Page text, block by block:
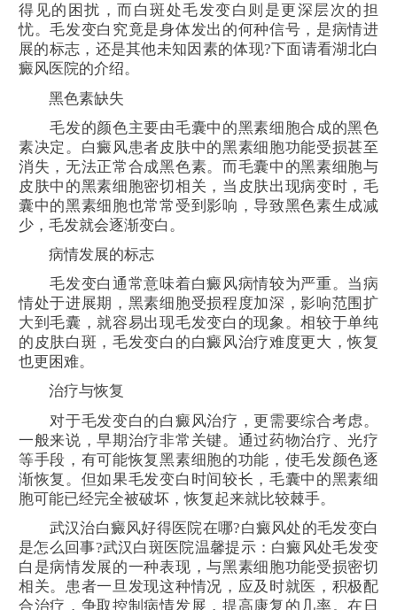
得见的困扰，而白斑处毛发变白则是更深层次的担
忧。毛发变白究竟是身体发出的何种信号，是病情进
展的标志，还是其他未知因素的体现?下面请看湖北白
癜风医院的介绍。
黑色素缺失
毛发的颜色主要由毛囊中的黑素细胞合成的黑色
素决定。白癜风患者皮肤中的黑素细胞功能受损甚至
消失，无法正常合成黑色素。而毛囊中的黑素细胞与
皮肤中的黑素细胞密切相关，当皮肤出现病变时，毛
囊中的黑素细胞也常常受到影响，导致黑色素生成减
少，毛发就会逐渐变白。
病情发展的标志
毛发变白通常意味着白癜风病情较为严重。当病
情处于进展期，黑素细胞受损程度加深，影响范围扩
大到毛囊，就容易出现毛发变白的现象。相较于单纯
的皮肤白斑，毛发变白的白癜风治疗难度更大，恢复
也更困难。
治疗与恢复
对于毛发变白的白癜风治疗，更需要综合考虑。
一般来说，早期治疗非常关键。通过药物治疗、光疗
等手段，有可能恢复黑素细胞的功能，使毛发颜色逐
渐恢复。但如果毛发变白时间较长，毛囊中的黑素细
胞可能已经完全被破坏，恢复起来就比较棘手。
武汉治白癜风好得医院在哪?白癜风处的毛发变白
是怎么回事?武汉白斑医院温馨提示：白癜风处毛发变
白是病情发展的一种表现，与黑素细胞功能受损密切
相关。患者一旦发现这种情况，应及时就医，积极配
合治疗，争取控制病情发展，提高康复的几率。在日